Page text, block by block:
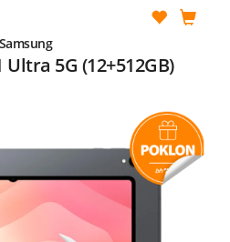
Samsung
Ultra 5G (12+512GB)